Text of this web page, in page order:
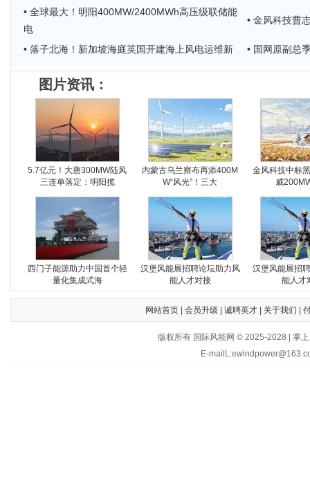
• 全球最大！明阳400MW/2400MWh高压级联储能
电
• 金风科技曹
• 落子北海！新加坡海庭英国开建海上风电运维新 • 国网原副总
图片资讯：
5.7亿元！大唐300MW陆风
三连单落定：明阳揽
内蒙古乌兰察布再添400M
W“风光”！三大
金风科技中标
威
西门子能源助力中国首个轻
量化集成式海
汉堡风能展招聘论坛助力风
能人才对接
汉堡风能展招
能人才
网站首页| 会员升级 诚聘英才| 关于我们
版权所有 国际风能网 © 2025-2028 | 掌
E-